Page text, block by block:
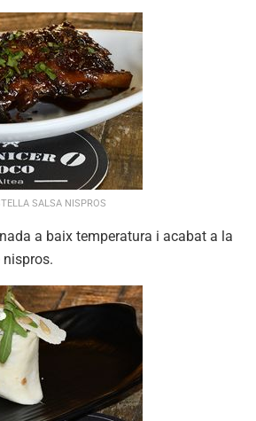
SALSA NISPROS
a baix temperatura i acabat a la